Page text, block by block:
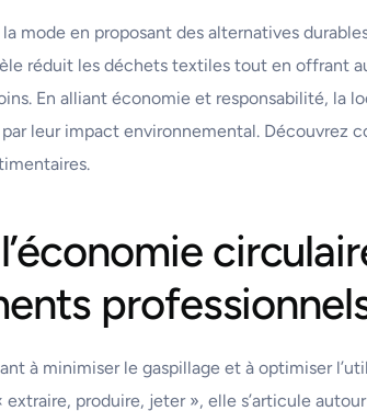
mode en proposant des alternatives
réduit les déchets textiles tout en offrant
En alliant économie et responsabilité, la
leur impact environnemental. Découvrez
à minimiser le gaspillage et à optimiser
produire, jeter », elle s’articule